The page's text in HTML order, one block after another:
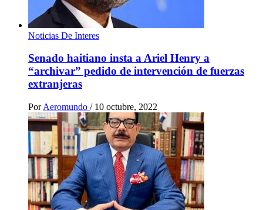
Noticias De Interes
Senado haitiano insta a Ariel Henry a
“archivar” pedido de intervención de fuerzas
extranjeras
Por Aeromundo / 10 octubre, 2022